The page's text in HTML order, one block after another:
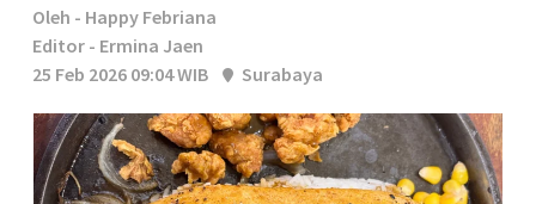
Oleh - Happy Febriana
Editor - Ermina Jaen
25 Feb 2026 09:04 WIB
Surabaya